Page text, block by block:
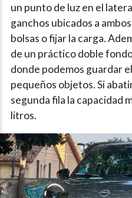
un punto de luz en el
ganchos ubicados a
bolsas o fijar la carga.
de un práctico doble
donde podemos guardar
pequeños objetos. Si
segunda fila la capacidad
litros.